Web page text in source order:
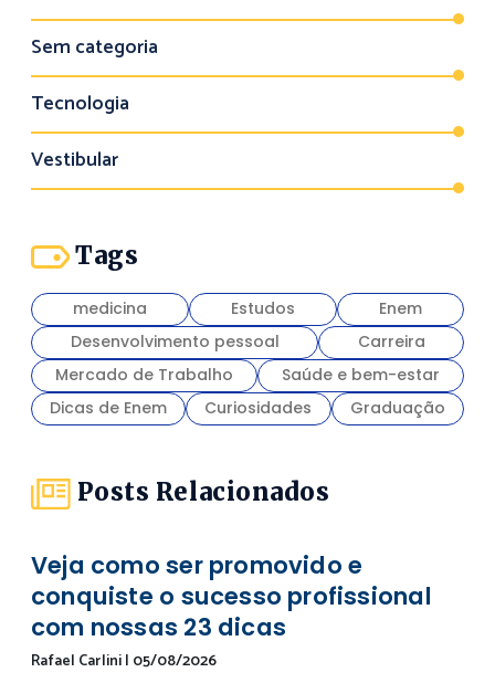
Sem categoria
Tecnologia
Vestibular
Tags
medicina Estudos
Enem
Desenvolvimento pessoal
Carreira
Mercado de Trabalho
Saúde e bem-estar
Dicas de Enem
Curiosidades Graduação
Posts Relacionados
Veja como ser promovido e
conquiste o sucesso profissional
com nossas 23 dicas
Rafael Carlini| 05/08/2026